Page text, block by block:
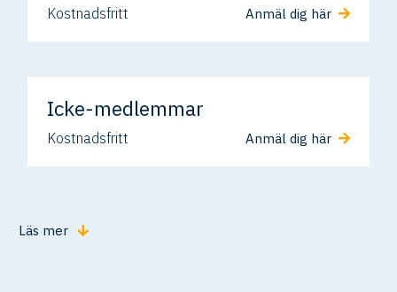
Kostnadsfritt Anmäl dig här
Icke-medlemmar
Kostnadsfritt Anmäl dig här
Läs mer